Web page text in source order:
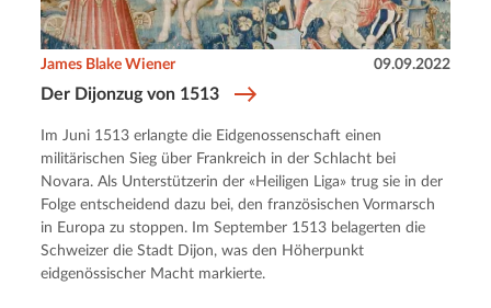
Der Dijonzug von 1513
James Blake Wiener 09.09.2022
Im Juni 1513 erlangte die Eidgenossenschaft einen
militärischen Sieg über Frankreich in der Schlacht bei
Novara. Als Unterstützerin der «Heiligen Liga» trug sie in der
Folge entscheidend dazu bei, den französischen Vormarsch
in Europa zu stoppen. Im September 1513 belagerten die
Schweizer die Stadt Dijon, was den Höherpunkt
eidgenössischer Macht markierte.